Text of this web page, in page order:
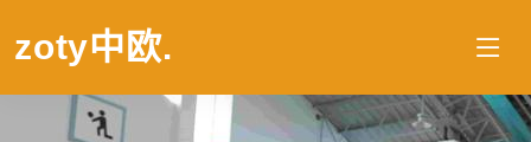
zoty中欧.